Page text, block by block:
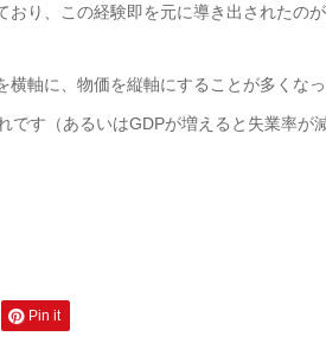
り、この経験即を元に導き出されたのが
軸に、物価を縦軸にすることが多くなっ
す（あるいはGDPが増えると失業率が
Pin it